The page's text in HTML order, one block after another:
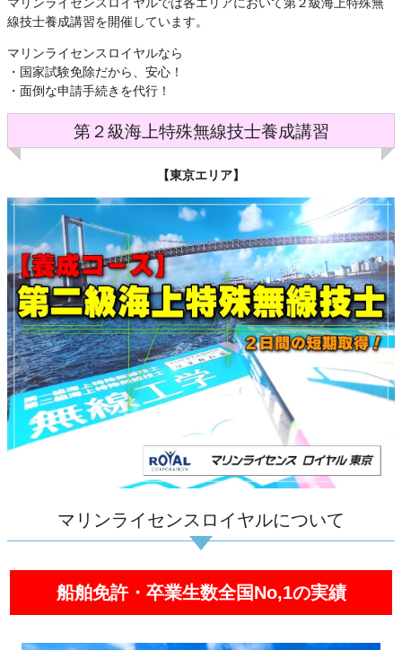
線技士養成講習を開催しています。
マリンライセンスロイヤルなら
・国家試験免除だから、安心！
・面倒な申請手続きを代行！
第２級海上特殊無線技士養成講習
【東京エリア】
マリンライセンスロイヤルについて
船舶免許・卒業生数全国No,1の実績